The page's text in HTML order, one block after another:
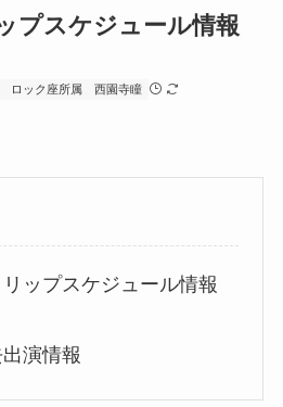
プスケジュール情報
ロック座所属 西園寺瞳
ップスケジュール情報
演情報